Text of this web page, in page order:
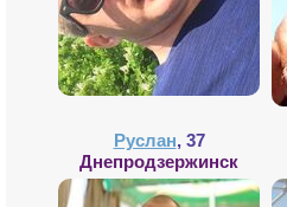
Руслан, 37
Днепродзержинск